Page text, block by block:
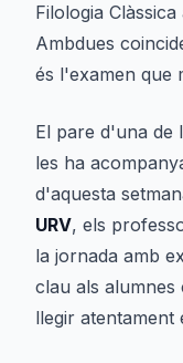
Filologia Clàssica
Ambdues
és l'examen que
El pare d'una de
les ha
d'aquesta
URV, els
la jornada amb
clau als alumnes
llegir atentament